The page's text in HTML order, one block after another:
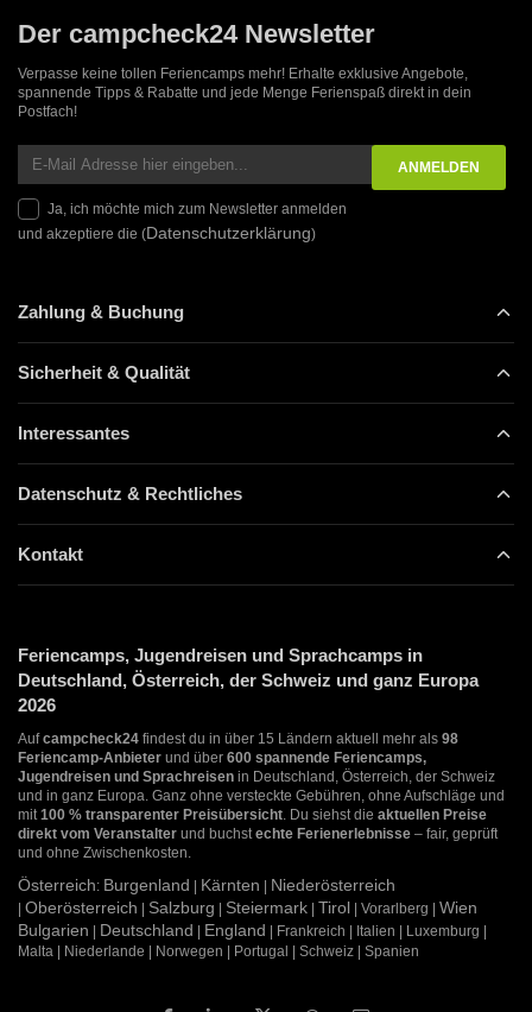
Der campcheck24 Newsletter
Verpasse keine tollen Feriencamps mehr! Erhalte exklusive Angebote,
spannende Tipps & Rabatte und jede Menge Ferienspaß direkt in dein
Postfach!
Ja, ich möchte mich zum Newsletter anmelden
und akzeptiere die (Datenschutzerklärung)
Zahlung & Buchung
Sicherheit & Qualität
Interessantes
Datenschutz & Rechtliches
Kontakt
Feriencamps, Jugendreisen und Sprachcamps in
Deutschland, Österreich, der Schweiz und ganz Europa
2026
Aufcampcheck24 findest du in über 15 Ländern aktuell mehr als 98
Feriencamp-Anbieter und über 600 spannende Feriencamps,
Jugendreisen und Sprachreisen in Deutschland, Österreich, der Schweiz
und in ganz Europa. Ganz ohne versteckte Gebühren, ohne Aufschläge und
mit100 % transparenter Preisübersicht. Du siehst die aktuellen Preise
direkt vom Veranstalter und buchstechte Ferienerlebnisse – fair, geprüft
und ohne Zwischenkosten.
Österreich: Burgenland Kärnten Niederösterreich
Oberösterreich Salzburg Steiermark Tirol | Vorarlberg | Wien
Bulgarien
Deutschland England | Frankreich | Italien | Luxemburg |
Malta | Niederlande | Norwegen | Portugal | Schweiz | Spanien